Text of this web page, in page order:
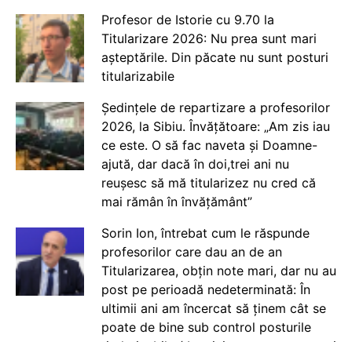
Profesor de Istorie cu 9.70 la
Titularizare 2026: Nu prea sunt mari
așteptările. Din păcate nu sunt posturi
titularizabile
Ședințele de repartizare a profesorilor
2026, la Sibiu. Învățătoare: „Am zis iau
ce este. O să fac naveta și Doamne-
ajută, dar dacă în doi,trei ani nu
reușesc să mă titularizez nu cred că
mai rămân în învățământ”
Sorin Ion, întrebat cum le răspunde
profesorilor care dau an de an
Titularizarea, obțin note mari, dar nu au
post pe perioadă nedeterminată: În
ultimii ani am încercat să ținem cât se
poate de bine sub control posturile